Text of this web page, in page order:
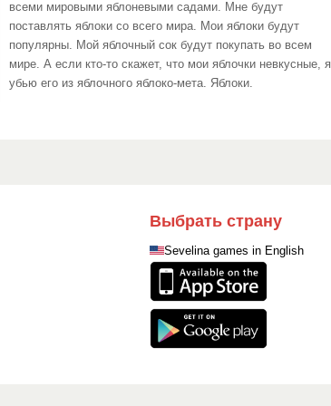
всеми мировыми яблоневыми садами. Мне будут
поставлять яблоки со всего мира. Мои яблоки будут
популярны. Мой яблочный сок будут покупать во всем
мире. А если кто-то скажет, что мои яблочки невкусные, я
убью его из яблочного яблоко-мета. Яблоки.
Выбрать страну
Sevelina games in English